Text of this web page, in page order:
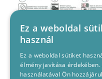
Ez a weboldal
használ
Ez a weboldal sütiket
élmény javítása
használatával Ön